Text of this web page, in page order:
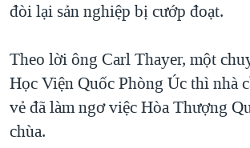
đòi lại sản nghiệp bị cướp đoạt.
Theo lời ông Carl Thayer, một
Học Viện Quốc Phòng Úc thì nhà
vẻ đã làm ngơ việc Hòa Thượng
chùa.